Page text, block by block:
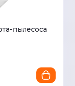
пылесоса